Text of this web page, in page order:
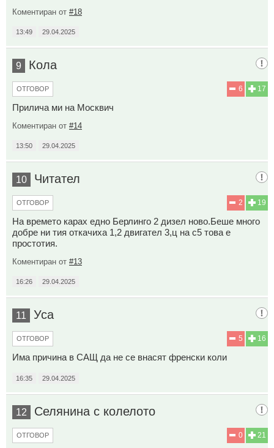
Коментиран от #18
13:49 29.04.2025
9 Кола
17
6
ОТГОВОР
Прилича ми на Москвич
Коментиран от #14
13:50 29.04.2025
10 Читател
19
2
ОТГОВОР
На времето карах едно Берлинго 2 дизел ново.Беше много
добре ни тия откачиха 1,2 двигател 3,ц на с5 това е
простотия.
Коментиран от #13
16:26 29.04.2025
11 Уса
16
5
ОТГОВОР
Има причина в САЩ да не се внасят френски коли
16:35 29.04.2025
12 Селянина с колелото
21
0
ОТГОВОР